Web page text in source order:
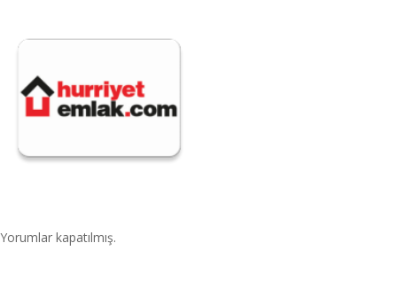
Yorumlar kapatılmış.